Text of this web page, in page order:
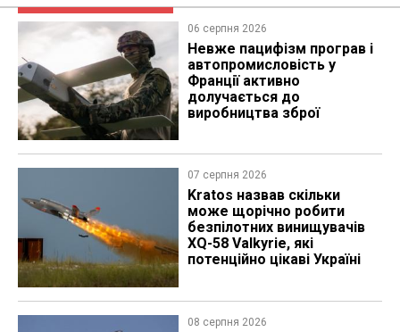
06 серпня 2026
Невже пацифізм програв і
автопромисловість у
Франції активно
долучається до
виробництва зброї
07 серпня 2026
Kratos назвав скільки
може щорічно робити
безпілотних винищувачів
XQ-58 Valkyrie, які
потенційно цікаві Україні
08 серпня 2026